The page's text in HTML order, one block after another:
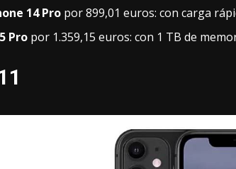
14 Pro por899,01 euros: con carga
Pro por 1.359,15 euros: con 1 TB de